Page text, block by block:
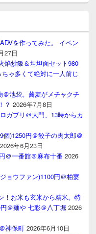
を作ってみた。 イベン
27日
焰炒飯＆坦坦面セット980
ゃ多くて絶対に一人前じ
池袋。蕎麦がメチャクチ
？ 2026年7月8日
ガブリ＠大門、13時からカ
)1250円＠餃子の肉太郎＠
2026年6月23日
＠一番館＠麻布十番 2026
ョウファン)1100円＠柏宴
！お米も玄米から精米。特
＠麺や 七彩＠八丁堀 2026
神保町 2026年6月10日